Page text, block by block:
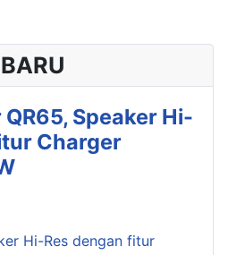
Speaker Hi-
Charger